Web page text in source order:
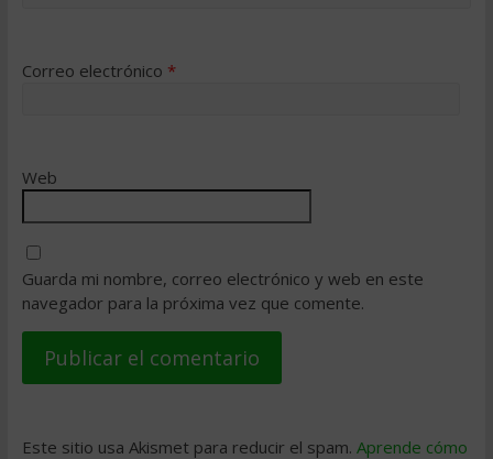
Correo electrónico *
Web
Guarda mi nombre, correo electrónico y web en este
navegador para la próxima vez que comente.
Este sitio usa Akismet para reducir el spam. Aprende cómo